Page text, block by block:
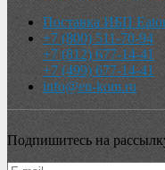
Поставка ИБП
+7 (800) 511-70-94
+7 (812) 677-14-41
+7 (499) 677-14-41
info@en-kom.ru
Подпишитесь на